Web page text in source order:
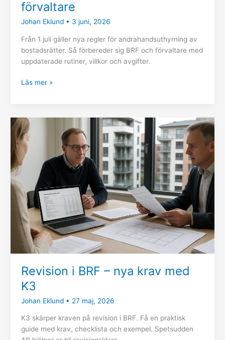
förvaltare
Johan Eklund • 3 juni, 2026
Från 1 juli gäller nya regler för andrahandsuthyrning av
bostadsrätter. Så förbereder sig BRF och förvaltare med
uppdaterade rutiner, villkor och avgifter.
Läs mer »
Revision i BRF – nya krav med
K3
Johan Eklund • 27 maj, 2026
K3 skärper kraven på revision i BRF. Få en praktisk
guide med krav, checklista och exempel. Spetsudden
Revision
i
BRF
nya
med
K3